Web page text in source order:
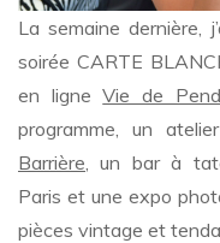
La semaine dernière,
soirée CARTE
en ligneVie de
programme, un
Barrière , un bar à
Paris et une expo
pièces vintage et